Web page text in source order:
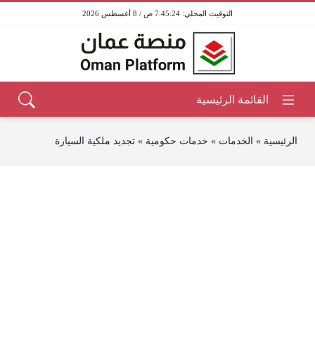
7:45:24 ص / 8 أغسطس 2026
الرئيسية » الخدمات » خدمات حكومية » تجديد ملكية السيارة